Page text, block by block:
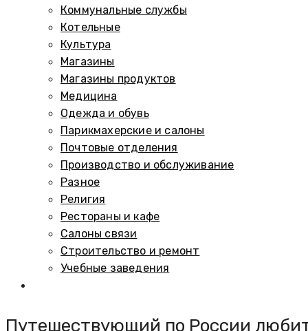
Коммунальные службы
Котельные
Культура
Магазины
Магазины продуктов
Медицина
Одежда и обувь
Парикмахерские и салоны
Почтовые отделения
Производство и обслуживание
Разное
Религия
Рестораны и кафе
Салоны связи
Строительство и ремонт
Учебные заведения
Путешествующий по России